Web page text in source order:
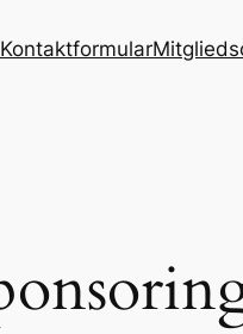
Kontaktformular